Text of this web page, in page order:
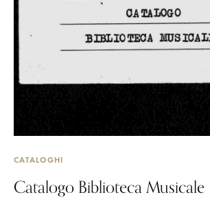
CATALOGHI
Catalogo Biblioteca Musicale